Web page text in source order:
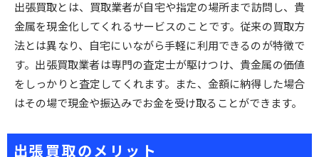
出張買取とは、買取業者が自宅や指定の場所まで訪問し、貴
金属を現金化してくれるサービスのことです。従来の買取方
法とは異なり、自宅にいながら手軽に利用できるのが特徴で
す。出張買取業者は専門の査定士が駆けつけ、貴金属の価値
をしっかりと査定してくれます。また、金額に納得した場合
はその場で現金や振込みでお金を受け取ることができます。
出張買取のメリット